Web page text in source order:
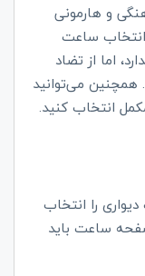
و هارمونی
ساعت
اما از تضاد
همچنین می‌توانید
انتخاب کنید.
را انتخاب
ساعت باید